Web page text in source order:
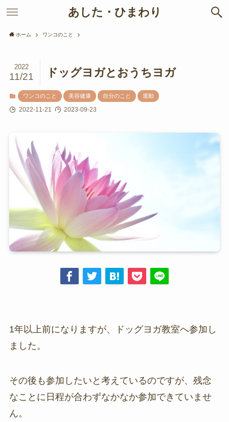
あした・ひまわり
ホーム ワンコのこと
ドッグヨガとおうちヨガ
2022
11/21
ワンコのこと 美容健康 自分のこと 運動
2022-11-21 2023-09-23
1年以上前になりますが、ドッグヨガ教室へ参加し
ました。
その後も参加したいと考えているのですが、残念
なことに日程が合わずなかなか参加できていませ
ん。